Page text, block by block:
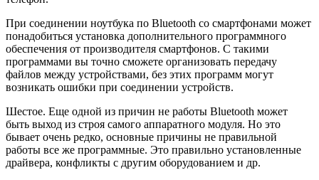
При соединении ноутбука по Bluetooth со смартфонами может
понадобиться установка дополнительного программного
обеспечения от производителя смартфонов. С такими
программами вы точно сможете организовать передачу
файлов между устройствами, без этих программ могут
возникать ошибки при соединении устройств.
Шестое. Еще одной из причин не работы Bluetooth может
быть выход из строя самого аппаратного модуля. Но это
бывает очень редко, основные причины не правильной
работы все же программные. Это правильно установленные
драйвера, конфликты с другим оборудованием и др.